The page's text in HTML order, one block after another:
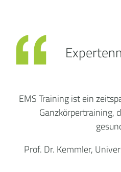
EMS Training ist ein
Ganzkörpertraining,
Prof. Dr. Kemmler,